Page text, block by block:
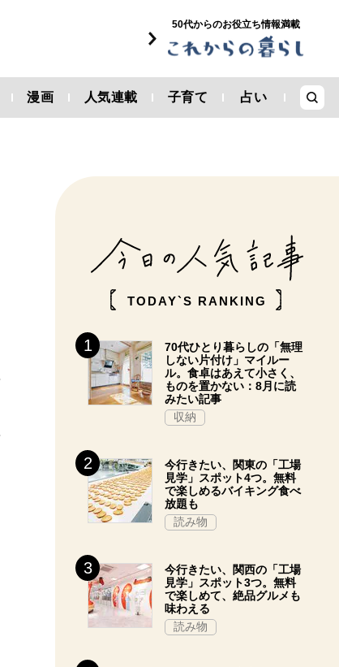
50代からのお役立ち情報満載
漫画 人気連載 子育て 占い
TODAY`S RANKING
70代ひとり暮らしの「無理
しない片付け」マイルー
ル。食卓はあえて小さく、
ものを置かない：8月に読
みたい記事
収納
今行きたい、関東の「工場
見学」スポット4つ。無料
で楽しめるバイキング食べ
放題も
読み物
今行きたい、関西の「工場
見学」スポット3つ。無料
で楽しめて、絶品グルメも
味わえる
読み物